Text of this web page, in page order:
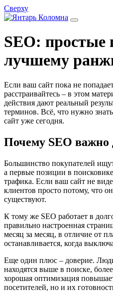
Сверху
SEO: простые
лучшему
Если ваш сайт пока не
расстраивайтесь – в этом
действия дают реальный
терминов. Всё, что нужно
сайт уже сегодня.
Почему SEO важно
Большинство покупателей
а первые позиции в
трафика. Если ваш сайт не
клиентов просто потому, что
существуют.
К тому же SEO работает в
правильно настроенная
месяц за месяц, в отличие от
останавливается, когда
Еще один плюс – доверие.
находятся выше в поиске,
хорошая оптимизация
посетителей, но и их